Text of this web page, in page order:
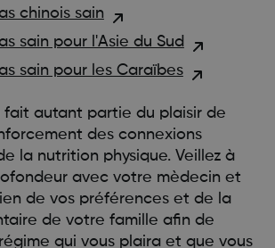
chinois sain
sain pour l'Asie du Sud
sain pour les Caraïbes
fait autant partie du plaisir de
des connexions
la nutrition physique. Veillez à
avec votre mèdecin et
de vos préférences et de la
de votre famille afin de
qui vous plaira et que vous